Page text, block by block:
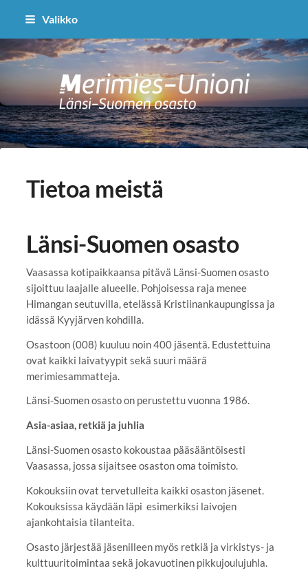
Siirry
sisältöön
Valikko
Länsi-Suomen osasto
Tietoa meistä
Länsi-Suomen osasto
Vaasassa kotipaikkaansa pitävä Länsi-Suomen osasto
sijoittuu laajalle alueelle. Pohjoisessa raja menee
Himangan seutuvilla, etelässä Kristiinankaupungissa ja
idässä Kyyjärven kohdilla.
Osastoon (008) kuuluu noin 400 jäsentä. Edustettuina
ovat kaikki laivatyypit sekä suuri määrä
merimiesammatteja.
Länsi-Suomen osasto on perustettu vuonna 1986.
Asia-asiaa, retkiä ja juhlia
Länsi-Suomen osasto kokoustaa pääsääntöisesti
Vaasassa, jossa sijaitsee osaston oma toimisto.
Kokouksiin ovat tervetulleita kaikki osaston jäsenet.
Kokouksissa käydään läpi esimerkiksi laivojen
ajankohtaisia tilanteita.
Osasto järjestää jäsenilleen myös retkiä ja virkistys- ja
kulttuuritoimintaa sekä jokavuotinen pikkujoulujuhla.